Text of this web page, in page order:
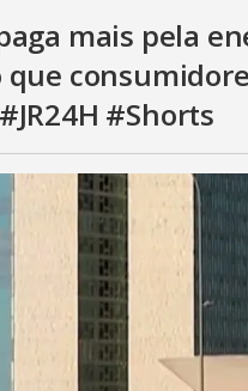
mais pela
#Shorts